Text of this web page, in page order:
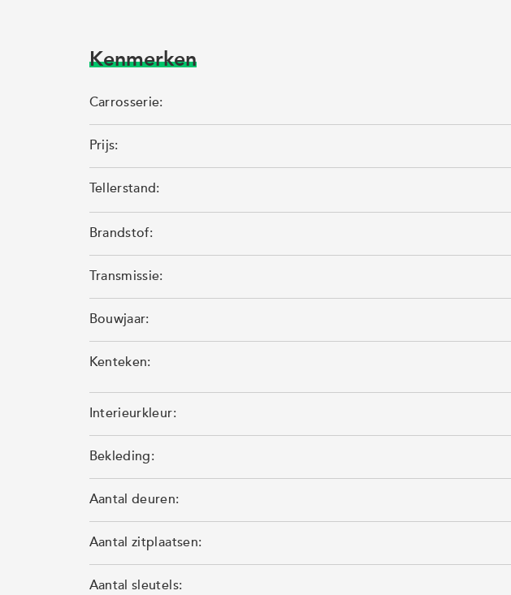
Kenmerken
Carrosserie:
Prijs:
Tellerstand:
Brandstof:
Transmissie:
Bouwjaar:
Kenteken:
Interieurkleur:
Bekleding:
Aantal deuren:
Aantal zitplaatsen:
Aantal sleutels: